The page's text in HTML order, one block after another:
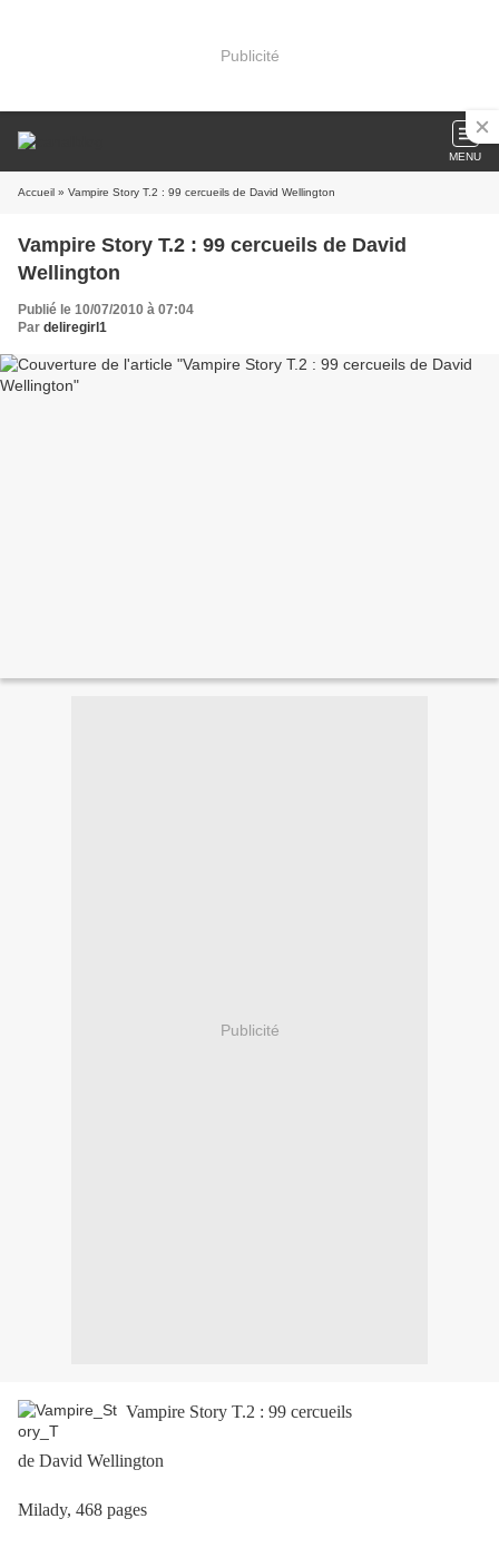
Publicité
MENU
Accueil » Vampire Story T.2 : 99 cercueils de David Wellington
Vampire Story T.2 : 99 cercueils de David
Wellington
Publié le 10/07/2010 à 07:04
Par deliregirl1
Publicité
Vampire Story T.2 : 99 cercueils
de David Wellington
Milady, 468 pages